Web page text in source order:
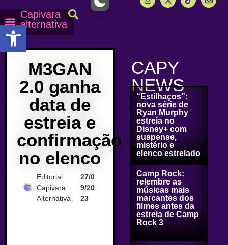
Capivara
alternativa
M3GAN
2.0 ganha
data de
estreia e
confirmação
no elenco
Editorial
Capivara
Alternativa
27/0
9/20
23
CAPY
NEWS
“Estilhaços”:
nova série de
Ryan Murphy
estreia no
Disney+ com
suspense,
mistério e
elenco estrelado
Camp Rock:
relembre as
músicas mais
marcantes dos
filmes antes da
estreia de Camp
Rock 3
Abrir a barra de ferramentas